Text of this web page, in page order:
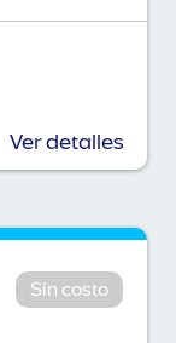
Ver detalles
Sin costo